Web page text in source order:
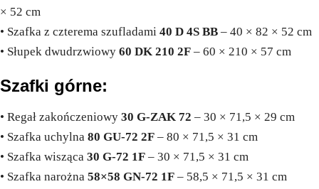
× 52 cm
• Szafka z czterema szufladami 40 D 4S BB – 40 × 82 × 52 cm
• Słupek dwudrzwiowy 60 DK 210 2F – 60 × 210 × 57 cm
Szafki górne:
• Regał zakończeniowy 30 G-ZAK 72 – 30 × 71,5 × 29 cm
• Szafka uchylna 80 GU-72 2F – 80 × 71,5 × 31 cm
• Szafka wisząca 30 G-72 1F – 30 × 71,5 × 31 cm
• Szafka narożna 58×58 GN-72 1F – 58,5 × 71,5 × 31 cm